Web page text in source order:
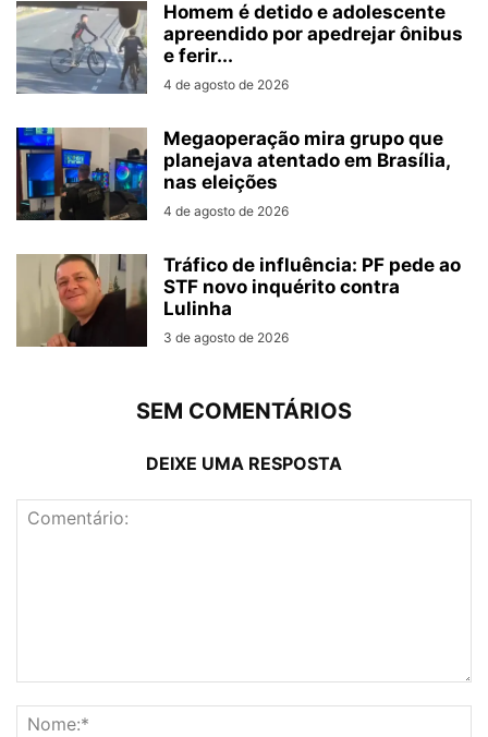
Homem é detido e adolescente
apreendido por apedrejar ônibus
e ferir...
4 de agosto de 2026
Megaoperação mira grupo que
planejava atentado em Brasília,
nas eleições
4 de agosto de 2026
Tráfico de influência: PF pede ao
STF novo inquérito contra
Lulinha
3 de agosto de 2026
SEM COMENTÁRIOS
DEIXE UMA RESPOSTA